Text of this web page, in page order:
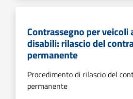
Contrassegno per veicoli
disabili: rilascio del
permanente
Procedimento di rilascio del
permanente